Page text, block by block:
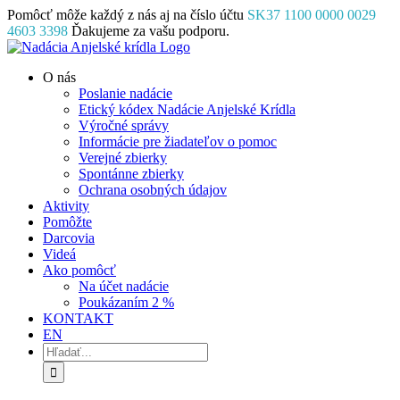
Skip
to
content
Pomôcť môže každý z nás aj na číslo účtu SK37 1100 0000 0029
4603 3398 Ďakujeme za vašu podporu.
Facebook
Instagram
YouTube
O nás
Poslanie nadácie
Etický kódex Nadácie Anjelské Krídla
Výročné správy
Informácie pre žiadateľov o pomoc
Verejné zbierky
Spontánne zbierky
Ochrana osobných údajov
Aktivity
Pomôžte
Darcovia
Videá
Ako pomôcť
Na účet nadácie
Poukázaním 2 %
KONTAKT
EN
Hľadať: